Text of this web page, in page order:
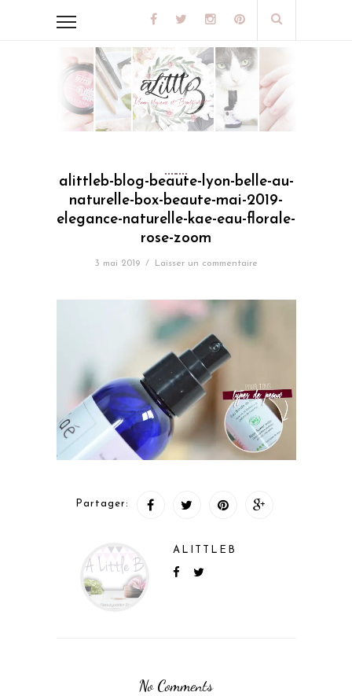
alittleb-blog-beaute-lyon-belle-au-
naturelle-box-beaute-mai-2019-
elegance-naturelle-kae-eau-florale-
rose-zoom
3 mai 2019 / Laisser un commentaire
Partager:
ALITTLEB
No Comments